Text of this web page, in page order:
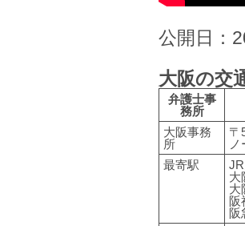
公開日：
大阪の交
弁護士事
務所
大阪事務
所
〒
最寄駅
大
大
阪
阪